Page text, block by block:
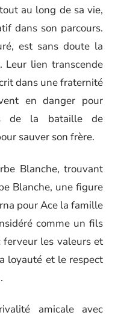
au long de sa vie,
dans son parcours.
est sans doute la
Leur lien transcende
dans une fraternité
en danger pour
de la bataille de
sauver son frère.
Blanche, trouvant
Blanche, une figure
pour Ace la famille
comme un fils
ferveur les valeurs et
loyauté et le respect
amicale avec